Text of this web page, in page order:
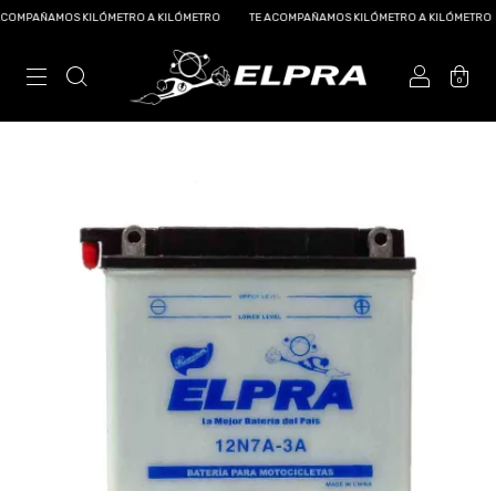
KILÓMETRO A KILÓMETRO TE ACOMPAÑAMOS KILÓMETRO A KILÓMETRO
0